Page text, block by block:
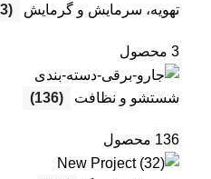
تهویه، سرمایش و گرمایش (3)
3 محصول
شستشو و نظافت (136)
136 محصول